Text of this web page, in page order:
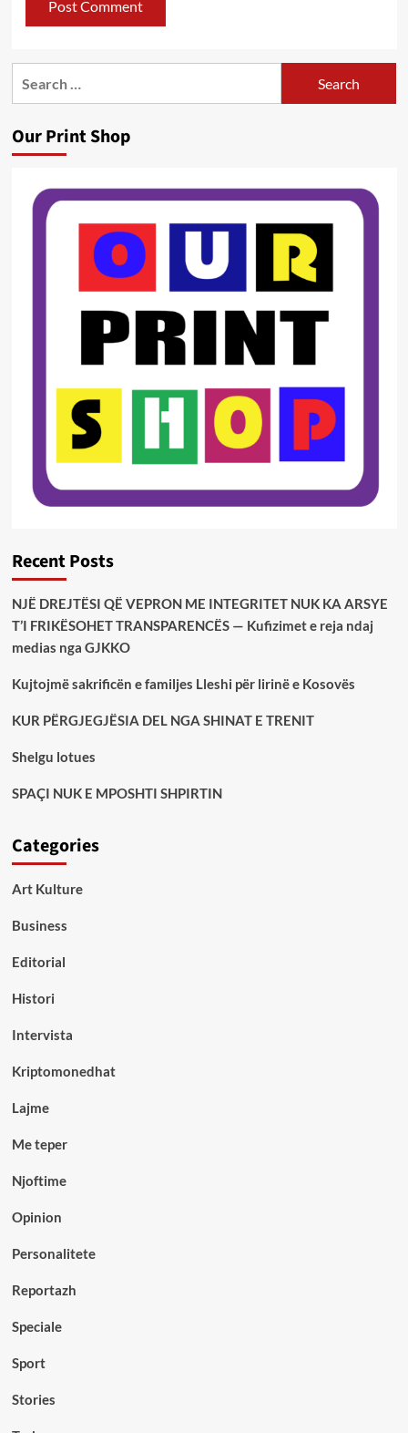
Our Print Shop
Recent Posts
NJË DREJTËSI QË VEPRON ME INTEGRITET NUK KA ARSYE
T’I FRIKËSOHET TRANSPARENCËS — Kufizimet e reja ndaj
medias nga GJKKO
Kujtojmë sakrificën e familjes Lleshi për lirinë e Kosovës
KUR PËRGJEGJËSIA DEL NGA SHINAT E TRENIT
Shelgu lotues
SPAÇI NUK E MPOSHTI SHPIRTIN
Categories
Art Kulture
Business
Editorial
Histori
Intervista
Kriptomonedhat
Lajme
Me teper
Njoftime
Opinion
Personalitete
Reportazh
Speciale
Sport
Stories